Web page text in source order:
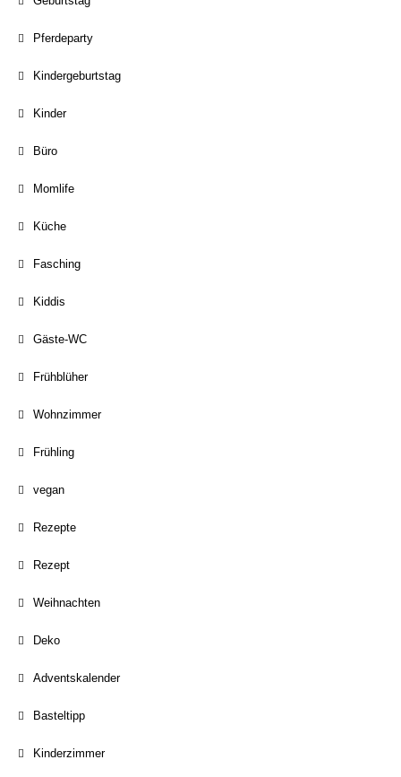
Pferdeparty
Kindergeburtstag
Kinder
Büro
Momlife
Küche
Fasching
Kiddis
Gäste-WC
Frühblüher
Wohnzimmer
Frühling
vegan
Rezepte
Rezept
Weihnachten
Deko
Adventskalender
Basteltipp
Kinderzimmer